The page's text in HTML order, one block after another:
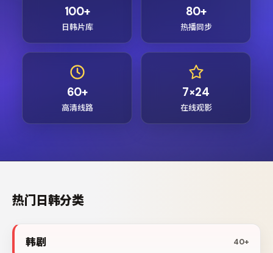
100+
日韩片库
80+
热播同步
60+
高清线路
7×24
在线观影
热门日韩分类
韩剧 40+